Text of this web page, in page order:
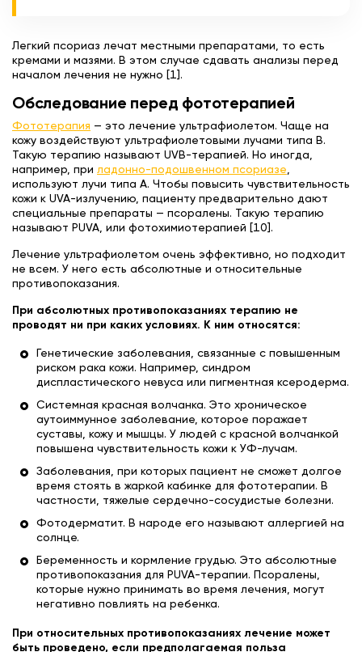
Легкий псориаз лечат местными препаратами, то есть
кремами и мазями. В этом случае сдавать анализы перед
началом лечения не нужно [1].
Обследование перед фототерапией
Фототерапия — это лечение ультрафиолетом. Чаще на
кожу воздействуют ультрафиолетовыми лучами типа В.
Такую терапию называют UVB-терапией. Но иногда,
например, при ладонно-подошвенном псориазе,
используют лучи типа А. Чтобы повысить чувствительность
кожи к UVA-излучению, пациенту предварительно дают
специальные препараты — псоралены. Такую терапию
называют PUVA, или фотохимиотерапией [10].
Лечение ультрафиолетом очень эффективно, но подходит
не всем. У него есть абсолютные и относительные
противопоказания.
При абсолютных противопоказаниях терапию не
проводят ни при каких условиях. К ним относятся:
Генетические заболевания, связанные с повышенным
риском рака кожи. Например, синдром
диспластического невуса или пигментная ксеродерма.
Системная красная волчанка. Это хроническое
аутоиммунное заболевание, которое поражает
суставы, кожу и мышцы. У людей с красной волчанкой
повышена чувствительность кожи к УФ-лучам.
Заболевания, при которых пациент не сможет долгое
время стоять в жаркой кабинке для фототерапии. В
частности, тяжелые сердечно-сосудистые болезни.
Фотодерматит. В народе его называют аллергией на
солнце.
Беременность и кормление грудью. Это абсолютные
противопоказания для PUVA-терапии. Псоралены,
которые нужно принимать во время лечения, могут
негативно повлиять на ребенка.
​При относительных противопоказаниях лечение может
быть проведено, если предполагаемая польза